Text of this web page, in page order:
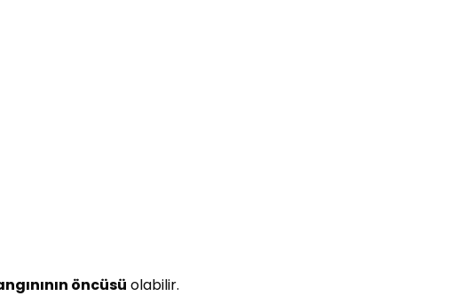
öncüsü olabilir.